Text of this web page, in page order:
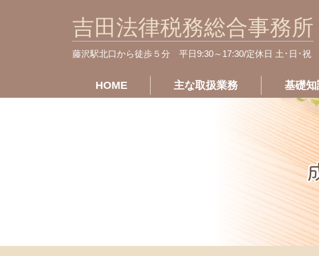
吉田法律税務総合事務所
藤沢駅北口から徒歩５分 平日9:30～17:30/定休日 土･日･祝
HOME 主な取扱業務 基礎知